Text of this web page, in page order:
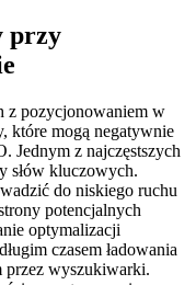
przy
z pozycjonowaniem w
które mogą negatywnie
Jednym z najczęstszych
słów kluczowych.
do niskiego ruchu
potencjalnych
optymalizacji
czasem ładowania
przez wyszukiwarki.